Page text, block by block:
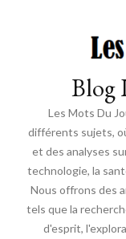
Blog
Les Mots Du
différents sujets,
et des analyses
technologie, la
Nous offrons des
tels que la
d'esprit,